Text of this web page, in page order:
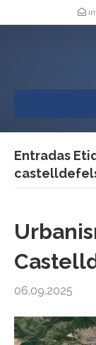
Entradas
06.09.2025